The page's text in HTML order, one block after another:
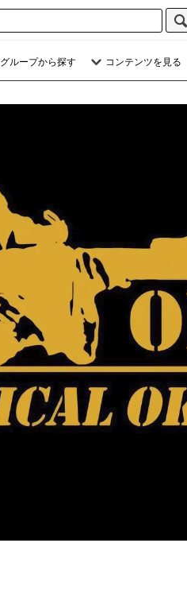
グループから探す コンテンツを見る